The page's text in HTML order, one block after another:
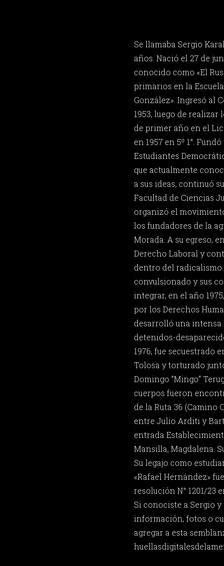
Se llamaba Sergio
años. Nació el 27 de
conocido como «El
primarios en la
González». Ingresó al
1953, luego de
de primer año en el
en 1957 en 5º 1°.
Estudiantes
que actualmente
a sus ideas, continuó
Facultad de Ciencias
organizó el
los fundadores de la
Morada. A su egreso,
Derecho Laboral y
dentro del
convulsionado y sus
integrar, en el año
por los Derechos
desarrolló una intensa
detenidos-
1976, fue secuestrado
Tolosa y torturado
Domingo “Mingo”
cuerpos fueron
de la Ruta 36 (Camino
entre Julio Arditi y
entrada
Mansilla, Magdalena.
Su legajo como
«Rafael Hernández»
resolución N° 1201/23
Si conociste a Sergio
información, fotos o
agregar a esta